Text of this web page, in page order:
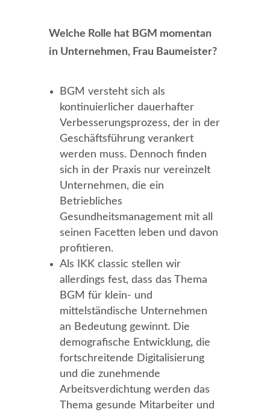
Welche Rolle hat BGM momentan
in Unternehmen, Frau Baumeister?
BGM versteht sich als
kontinuierlicher dauerhafter
Verbesserungsprozess, der in der
Geschäftsführung verankert
werden muss. Dennoch finden
sich in der Praxis nur vereinzelt
Unternehmen, die ein
Betriebliches
Gesundheitsmanagement mit all
seinen Facetten leben und davon
profitieren.
Als IKK classic stellen wir
allerdings fest, dass das Thema
BGM für klein- und
mittelständische Unternehmen
an Bedeutung gewinnt. Die
demografische Entwicklung, die
fortschreitende Digitalisierung
und die zunehmende
Arbeitsverdichtung werden das
Thema gesunde Mitarbeiter und